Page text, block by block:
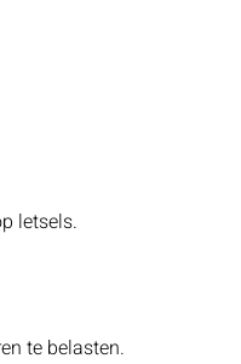
letsels.
te belasten.